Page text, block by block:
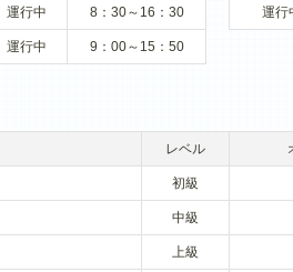
運行中 8：30～16：30
運行中 9：00～15：50
運行
レベル
初級
中級
上級